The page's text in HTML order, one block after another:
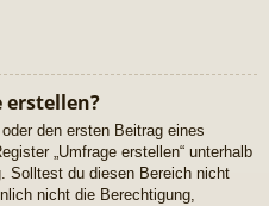
erstellen?
den ersten Beitrag eines
„Umfrage erstellen“ unterhalb
Solltest du diesen Bereich nicht
nicht die Berechtigung,